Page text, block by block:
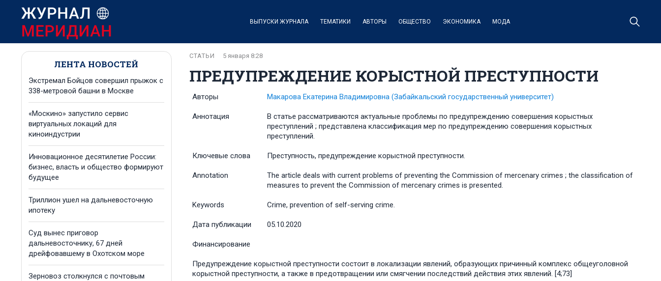
ВЫПУСКИ ЖУРНАЛА ТЕМАТИКИ АВТОРЫ ОБЩЕСТВО ЭКОНОМИКА МОДА
ЛЕНТА НОВОСТЕЙ
Экстремал Бойцов совершил прыжок с
338-метровой башни в Москве
«Москино» запустило сервис
виртуальных локаций для
киноиндустрии
Инновационное десятилетие России:
бизнес, власть и общество формируют
будущее
Триллион ушел на дальневосточную
ипотеку
Суд вынес приговор
дальневосточнику, 67 дней
дрейфовавшему в Охотском море
Зерновоз столкнулся с почтовым
ПРЕДУПРЕЖДЕНИЕ КОРЫСТНОЙ ПРЕСТУПНОСТИ
СТАТЬИ 5 января 8:28
Авторы Макарова Екатерина Владимировна(Забайкальский государственный университет)
Аннотация
В статье рассматриваются актуальные проблемы по предупреждению совершения корыстных
преступлений ; представлена классификация мер по предупреждению совершения корыстных
преступлений.
Ключевые слова Преступность, предупреждение корыстной преступности.
Annotation
The article deals with current problems of preventing the Commission of mercenary crimes ; the classification of
measures to prevent the Commission of mercenary crimes is presented.
Keywords Crime, prevention of self-serving crime.
Дата публикации 05.10.2020
Финансирование
Предупреждение корыстной преступности состоит в локализации явлений, образующих причинный комплекс общеуголовной
корыстной преступности, а также в предотвращении или смягчении последствий действия этих явлений. [4;73]